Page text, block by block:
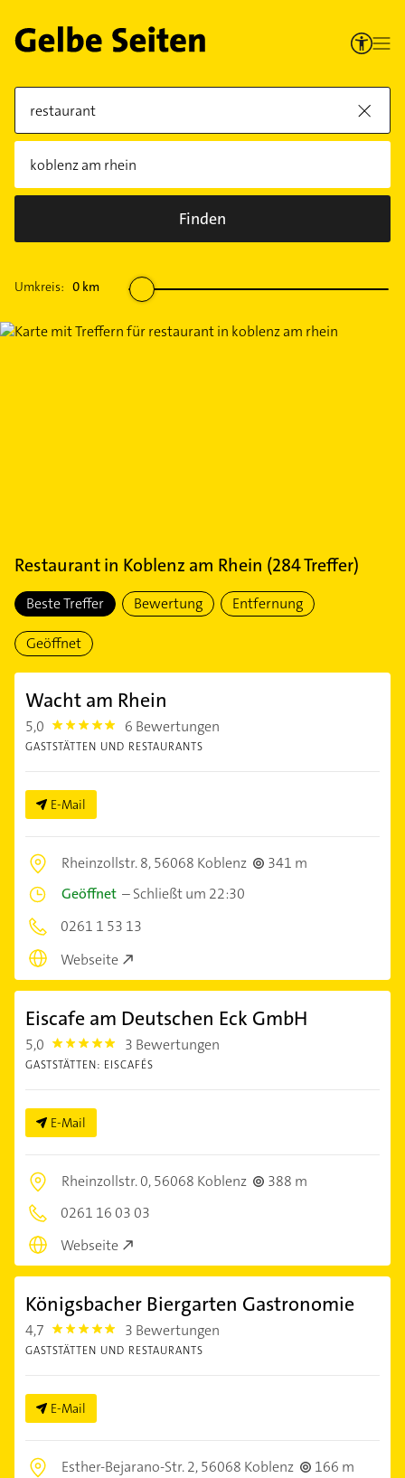
Finden
Umkreis: 0 km
Restaurantin Koblenz am Rhein (284Treffer)
Beste Treffer Bewertung Entfernung
Geöffnet
Wacht am Rhein
5,0 5.0 6 Bewertungen
GASTSTÄTTEN UND RESTAURANTS
E-Mail
Rheinzollstr. 8,56068 Koblenz
341 m
Geöffnet –Schließt um 22:30
0261 1 53 13
Webseite
Eiscafe am Deutschen Eck GmbH
5,0 5.0 3 Bewertungen
GASTSTÄTTEN: EISCAFÉS
E-Mail
Rheinzollstr. 0,56068 Koblenz
388 m
0261 16 03 03
Webseite
Königsbacher Biergarten Gastronomie
4,7 4.7000003 3 Bewertungen
GASTSTÄTTEN UND RESTAURANTS
E-Mail
Esther-Bejarano-Str. 2,56068 Koblenz
166 m